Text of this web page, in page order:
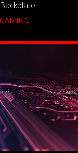
Backplate